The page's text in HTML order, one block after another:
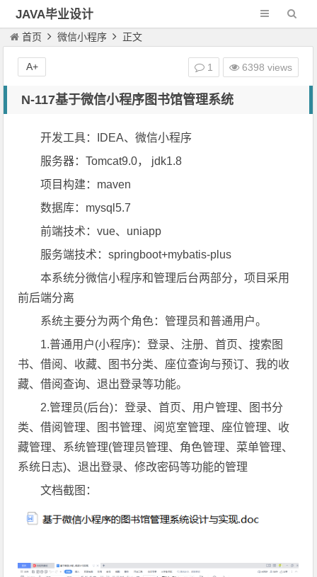
JAVA毕业设计
首页 微信小程序 正文
N-117基于微信小程序图书馆管理系统
开发工具：IDEA、微信小程序
服务器：Tomcat9.0， jdk1.8
项目构建：maven
数据库：mysql5.7
前端技术：vue、uniapp
服务端技术：springboot+mybatis-plus
本系统分微信小程序和管理后台两部分，项目采用
前后端分离
系统主要分为两个角色：管理员和普通用户。
1.普通用户(小程序)：登录、注册、首页、搜索图
书、借阅、收藏、图书分类、座位查询与预订、我的收
藏、借阅查询、退出登录等功能。
2.管理员(后台)：登录、首页、用户管理、图书分
类、借阅管理、图书管理、阅览室管理、座位管理、收
藏管理、系统管理(管理员管理、角色管理、菜单管理、
系统日志)、退出登录、修改密码等功能的管理
文档截图：
1 6398 views
A+